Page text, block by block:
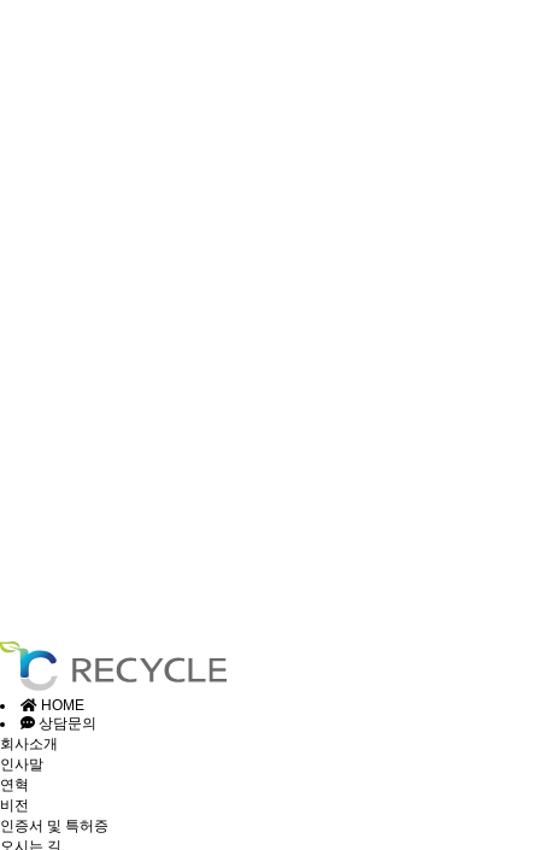
HOME
상담문의
회사소개
인사말
연혁
비전
인증서 및 특허증
오시는 길